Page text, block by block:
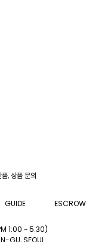
, 상품 문의
GUIDE ESCROW
1:00 ~ 5:30)
GU, SEOUL